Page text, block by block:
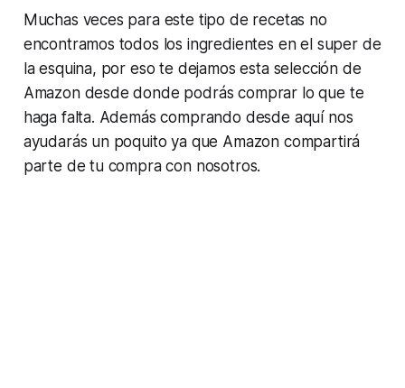
Muchas veces para este tipo de recetas no
encontramos todos los ingredientes en el super de
la esquina, por eso te dejamos esta selección de
Amazon desde donde podrás comprar lo que te
haga falta. Además comprando desde aquí nos
ayudarás un poquito ya que Amazon compartirá
parte de tu compra con nosotros.